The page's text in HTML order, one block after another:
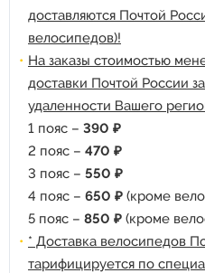
доставляются Почтой
велосипедов)!
На заказы стоимостью
доставки Почтой России
удаленности Вашего
1 пояс – 390 ₽
2 пояс – 470 ₽
3 пояс – 550 ₽
4 пояс – 650 ₽ (кроме
5 пояс – 850 ₽ (кроме
* Доставка велосипедов
тарифицируется по